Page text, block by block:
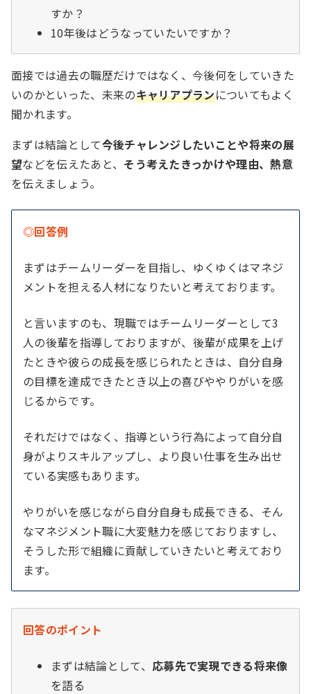
すか？
10年後はどうなっていたいですか？
面接では過去の職歴だけではなく、今後何をしていきた
いのかといった、未来のキャリアプランについてもよく
聞かれます。
まずは結論として今後チャレンジしたいことや将来の展
望などを伝えたあと、 そう考えたきっかけや理由、熱意
を伝えましょう。
◎回答例
まずはチームリーダーを目指し、ゆくゆくはマネジ
メントを担える人材になりたいと考えております。
と言いますのも、現職ではチームリーダーとして3
人の後輩を指導しておりますが、後輩が成果を上げ
たときや彼らの成長を感じられたときは、自分自身
の目標を達成できたとき以上の喜びややりがいを感
じるからです。
それだけではなく、指導という行為によって自分自
身がよりスキルアップし、より良い仕事を生み出せ
ている実感もあります。
やりがいを感じながら自分自身も成長できる、そん
なマネジメント職に大変魅力を感じておりますし、
そうした形で組織に貢献していきたいと考えており
ます。
回答のポイント
まずは結論として、 応募先で実現できる将来像
を語る